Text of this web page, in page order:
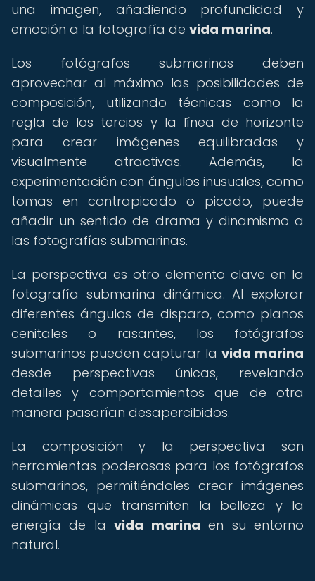
una imagen, añadiendo profundidad y
emoción a la fotografía de vida marina.
Los fotógrafos submarinos deben
aprovechar al máximo las posibilidades de
composición, utilizando técnicas como la
regla de los tercios y la línea de horizonte
para crear imágenes equilibradas y
visualmente atractivas. Además, la
experimentación con ángulos inusuales, como
tomas en contrapicado o picado, puede
añadir un sentido de drama y dinamismo a
las fotografías submarinas.
La perspectiva es otro elemento clave en la
fotografía submarina dinámica. Al explorar
diferentes ángulos de disparo, como planos
cenitales o rasantes, los fotógrafos
submarinos pueden capturar la vida marina
desde perspectivas únicas, revelando
detalles y comportamientos que de otra
manera pasarían desapercibidos.
La composición y la perspectiva son
herramientas poderosas para los fotógrafos
submarinos, permitiéndoles crear imágenes
dinámicas que transmiten la belleza y la
energía de lavida marina en su entorno
natural.